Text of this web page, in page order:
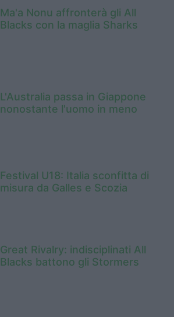
Ma'a Nonu affronterà gli All
Blacks con la maglia Sharks
L'Australia passa in Giappone
nonostante l'uomo in meno
Festival U18: Italia sconfitta di
misura da Galles e Scozia
Great Rivalry: indisciplinati All
Blacks battono gli Stormers